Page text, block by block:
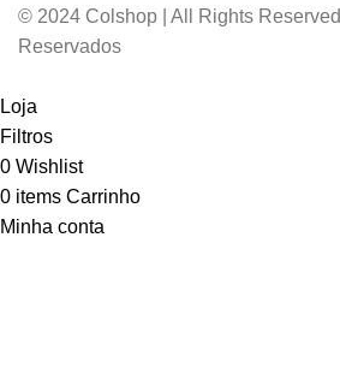
© 2024 Colshop | All Rights
Reservados
Loja
Filtros
0 Wishlist
0 items Carrinho
Minha conta